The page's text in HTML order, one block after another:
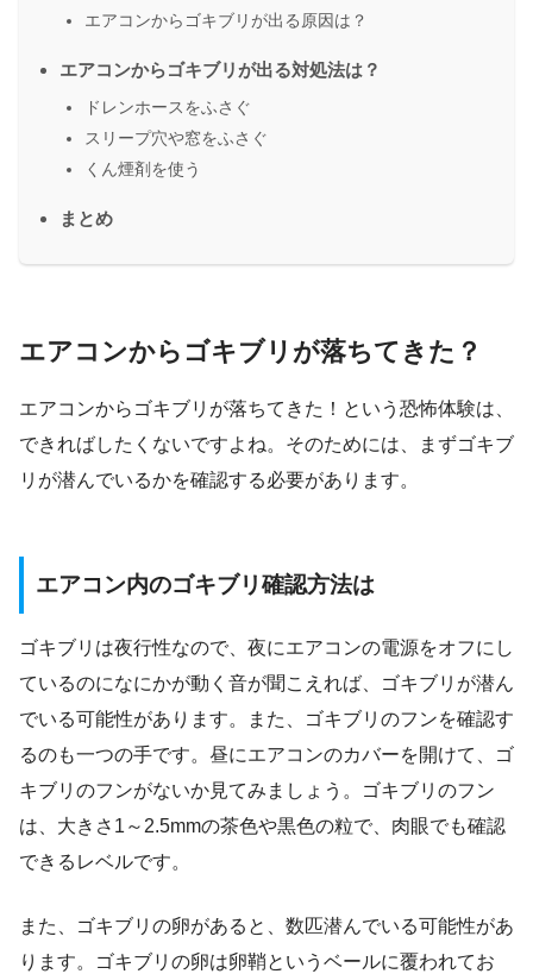
エアコンからゴキブリが出る原因は？
エアコンからゴキブリが出る対処法は？
ドレンホースをふさぐ
スリープ穴や窓をふさぐ
くん煙剤を使う
まとめ
エアコンからゴキブリが落ちてきた？
エアコンからゴキブリが落ちてきた！という恐怖体験は、
できればしたくないですよね。そのためには、まずゴキブ
リが潜んでいるかを確認する必要があります。
エアコン内のゴキブリ確認方法は
ゴキブリは夜行性なので、夜にエアコンの電源をオフにし
ているのになにかが動く音が聞こえれば、ゴキブリが潜ん
でいる可能性があります。また、ゴキブリのフンを確認す
るのも一つの手です。昼にエアコンのカバーを開けて、ゴ
キブリのフンがないか見てみましょう。ゴキブリのフン
は、大きさ1～2.5mmの茶色や黒色の粒で、肉眼でも確認
できるレベルです。
また、ゴキブリの卵があると、数匹潜んでいる可能性があ
ります。ゴキブリの卵は卵鞘というベールに覆われてお